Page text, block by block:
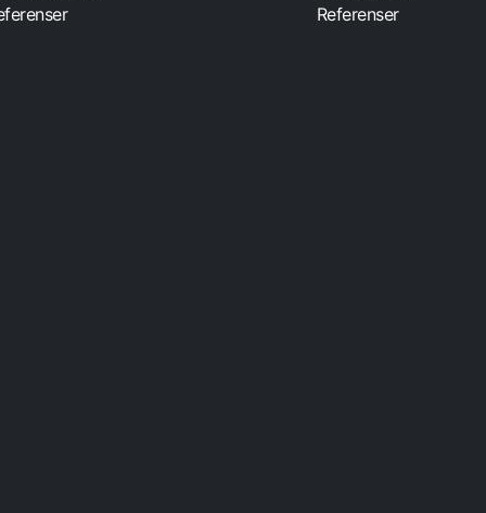
Referenser